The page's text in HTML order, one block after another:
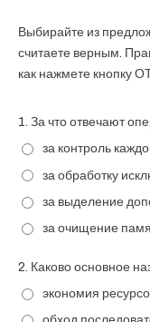
Выбирайте из
считаете верным.
как нажмете кнопку
1. За что отвечают
за контроль
за обработку
за выделение
за очищение
2. Каково основное
экономия